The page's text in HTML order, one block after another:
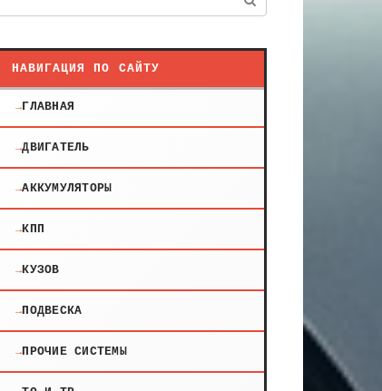
НАВИГАЦИЯ ПО САЙТУ
ГЛАВНАЯ
ДВИГАТЕЛЬ
АККУМУЛЯТОРЫ
КПП
КУЗОВ
ПОДВЕСКА
ПРОЧИЕ СИСТЕМЫ